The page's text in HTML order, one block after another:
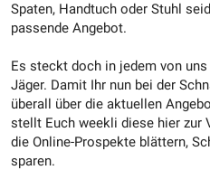
Spaten, Handtuch oder Stuhl
passende Angebot.
Es steckt doch in jedem von
Jäger. Damit Ihr nun bei der
überall über die aktuellen
stellt Euch weekli diese hier zur
die Online-Prospekte blättern,
sparen.